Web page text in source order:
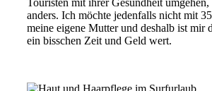
Touristen mit ihrer Gesundheit
anders. Ich möchte jedenfalls nicht mit
meine eigene Mutter und deshalb ist mir
ein bisschen Zeit und Geld wert.